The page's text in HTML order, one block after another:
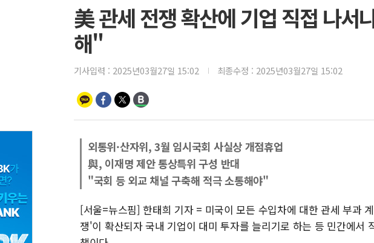
[종합] 이
트럼프, 백
이란 핵심
[AI MY 뉴
뉴욕증시
美 관세 전쟁 확산에 기업 직접 나
해"
기사입력 : 2025년03월27일 15:02 최종수정 : 2025년03월27일 15:02
외통위·산자위, 3월 임시국회 사실상 개점휴업
與, 이재명 제안 통상특위 구성 반대
"국회 등 외교 채널 구축해 적극 소통해야"
[서울=뉴스핌] 한태희 기자 = 미국이 모든 수입차에 대한 관세 부과
쟁'이 확산되자 국내 기업이 대미 투자를 늘리기로 하는 등 민간에서